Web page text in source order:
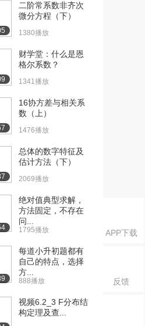
APP下载
反馈
12:15
14:52
期望值
11:07
12:41
练习
二阶常系数非齐次
微分方程（下）
1380播放
财学堂：什么是恩
格尔系数？
1341播放
16协方差与相关系
数（上）
1476播放
总体的数字特征及
估计方法（下）
2069播放
绝对值典型求解，
方法固定，不存在
问...
1795播放
每道小升初题都有
自己的特点，选择
方...
888播放
视频6.2_3 F分布结
构定理及查...